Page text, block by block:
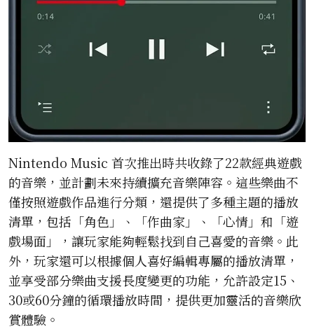
Nintendo Music 首次推出時共收錄了22款經典遊戲
的音樂，並計劃未來持續擴充音樂陣容。這些樂曲不
僅按照遊戲作品進行分類，還提供了多種主題的播放
清單，包括「角色」、「作曲家」、「心情」和「遊
戲場面」，讓玩家能夠輕鬆找到自己喜愛的音樂。此
外，玩家還可以根據個人喜好編輯專屬的播放清單，
並享受部分樂曲支援長度變更的功能，允許設定15、
30或60分鐘的循環播放時間，提供更加靈活的音樂欣
賞體驗。